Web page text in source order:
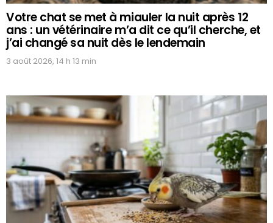
Votre chat se met à miauler la nuit après 12
ans : un vétérinaire m’a dit ce qu’il cherche, et
j’ai changé sa nuit dès le lendemain
3 août 2026, 14 h 13 min